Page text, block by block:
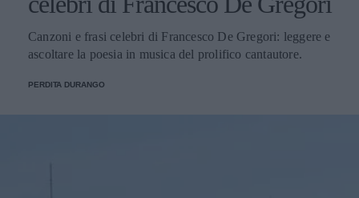
Canzoni e frasi celebri di Francesco De Gregori: leggere e
ascoltare la poesia in musica del prolifico cantautore.
PERDITA DURANGO